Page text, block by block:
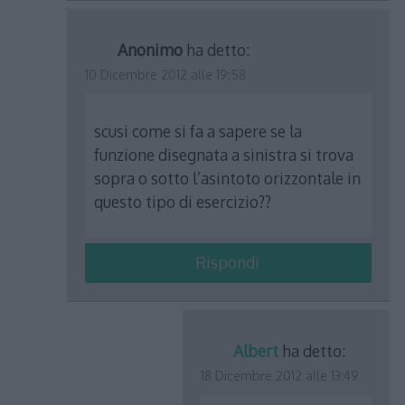
Anonimo ha detto:
scusi come si fa a sapere se la
funzione disegnata a sinistra si trova
sopra o sotto l’asintoto orizzontale in
questo tipo di esercizio??
Rispondi
Albert ha detto: